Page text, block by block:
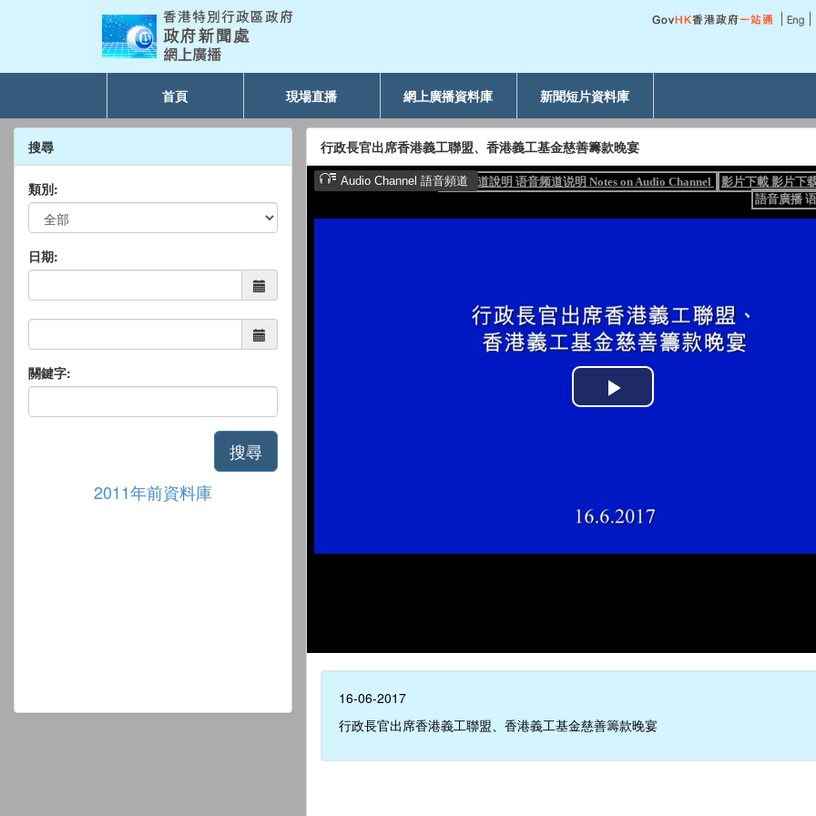
首頁 現場直播 網上廣播資料庫 新聞短片資料庫
搜尋
類別:
日期:
關鍵字:
搜尋
2011年前資料庫
行政長官出席香港義工聯盟、香港義工基金慈善籌款晚宴
16-06-2017
行政長官出席香港義工聯盟、香港義工基金慈善籌款晚宴